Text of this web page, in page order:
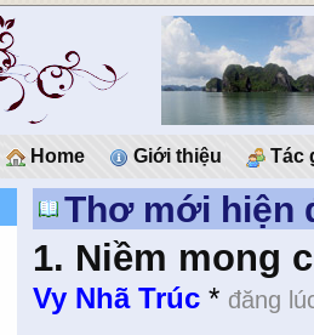
Home Giới thiệu Tác
Thơ mới hiện
1. Niềm mong
Vy Nhã Trúc * đăng